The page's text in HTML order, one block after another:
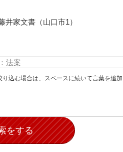
市）
市）
井家文書（山口市1）
込む場合は、スペースに続いて言葉を追